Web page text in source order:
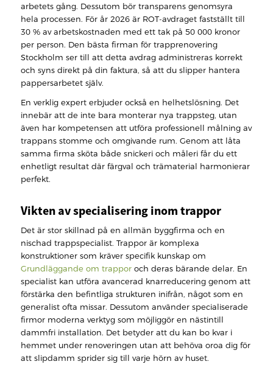
arbetets gång. Dessutom bör transparens genomsyra
hela processen. För år 2026 är ROT-avdraget fastställt till
30 % av arbetskostnaden med ett tak på 50 000 kronor
per person. Den bästa firman för trapprenovering
Stockholm ser till att detta avdrag administreras korrekt
och syns direkt på din faktura, så att du slipper hantera
pappersarbetet själv.
En verklig expert erbjuder också en helhetslösning. Det
innebär att de inte bara monterar nya trappsteg, utan
även har kompetensen att utföra professionell målning av
trappans stomme och omgivande rum. Genom att låta
samma firma sköta både snickeri och måleri får du ett
enhetligt resultat där färgval och trämaterial harmonierar
perfekt.
Vikten av specialisering inom trappor
Det är stor skillnad på en allmän byggfirma och en
nischad trappspecialist. Trappor är komplexa
konstruktioner som kräver specifik kunskap om
Grundläggande om trapporoch deras bärande delar. En
specialist kan utföra avancerad knarreducering genom att
förstärka den befintliga strukturen inifrån, något som en
generalist ofta missar. Dessutom använder specialiserade
firmor moderna verktyg som möjliggör en nästintill
dammfri installation. Det betyder att du kan bo kvar i
hemmet under renoveringen utan att behöva oroa dig för
att slipdamm sprider sig till varje hörn av huset.